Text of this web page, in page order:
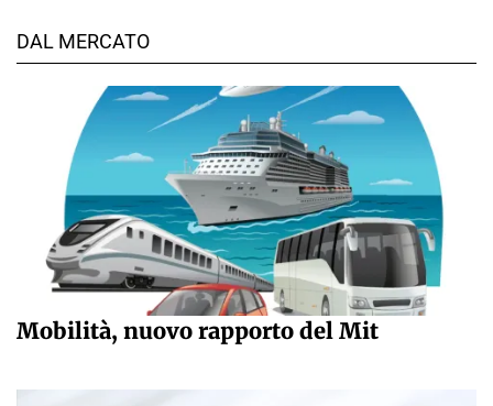
DAL MERCATO
Mobilità, nuovo rapporto del Mit